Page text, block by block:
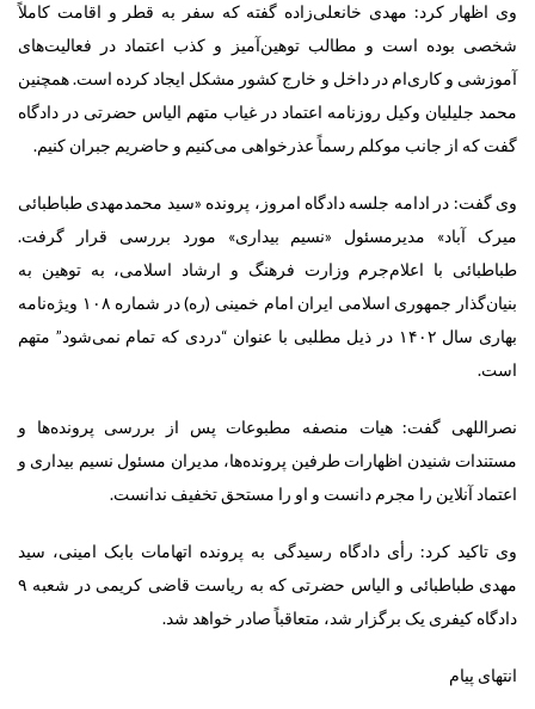
وی اظهار کرد: مهدی خانعلی‌زاده گفته که سفر به قطر و اقامت کاملاً
شخصی بوده است و مطالب توهین‌آمیز و کذب اعتماد در فعالیت‌های
آموزشی و کاری‌ام در داخل و خارج کشور مشکل ایجاد کرده است. همچنین
محمد جلیلیان وکیل روزنامه اعتماد در غیاب متهم الیاس حضرتی در دادگاه
گفت که از جانب موکلم رسماً عذرخواهی می‌کنیم و حاضریم جبران کنیم.
وی گفت: در ادامه جلسه دادگاه امروز، پرونده «سید محمدمهدی طباطبائی
میرک آباد» مدیرمسئول «نسیم بیداری» مورد بررسی قرار گرفت‌.
طباطبائی با اعلام‌جرم وزارت فرهنگ و ارشاد اسلامی، به توهین به
بنیان‌گذار جمهوری اسلامی ایران امام خمینی (ره) در شماره ۱۰۸ ویژه‌نامه
بهاری سال ۱۴۰۲ در ذیل مطلبی با عنوان “دردی که تمام نمی‌شود” متهم
است.
نصراللهی گفت: هیات منصفه مطبوعات پس از بررسی پرونده‌ها و
مستندات شنیدن اظهارات طرفین پرونده‌ها، مدیران مسئول نسیم بیداری و
اعتماد آنلاین را مجرم دانست و او را مستحق تخفیف ندانست.
وی تاکید کرد: رأی دادگاه رسیدگی به پرونده اتهامات بابک امینی، سید
مهدی طباطبائی و الیاس حضرتی که به ریاست قاضی کریمی در شعبه ۹
دادگاه کیفری یک برگزار شد، متعاقباً صادر خواهد شد.
انتهای پیام